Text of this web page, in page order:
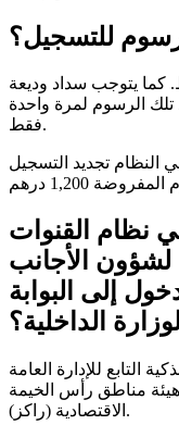
للتسجيل؟
2,200 درهم فقط. كما يتوجب سداد وديعة
5,050 درهم. وتسدد تلك الرسوم لمرة واحدة
فقط.
تجديد التسجيل
نظام القنوات
لشؤون الأجانب
إلى البوابة
لوزارة الداخلية؟
التابع للإدارة العامة
مناطق رأس الخيمة
الاقتصادية (راكز).